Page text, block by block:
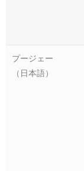
プージェー
（日本語）